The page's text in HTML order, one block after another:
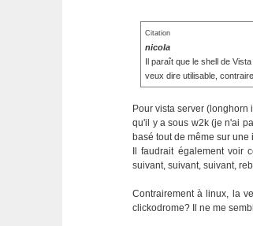
Citation
nicola
Il paraît que le shell de
veux dire utilisable,
Pour vista server
qu'il y a sous w2k (je n'ai
basé tout de même sur
Il faudrait également
suivant, suivant, suivant,
Contrairement à linux, la
clickodrome? Il ne me